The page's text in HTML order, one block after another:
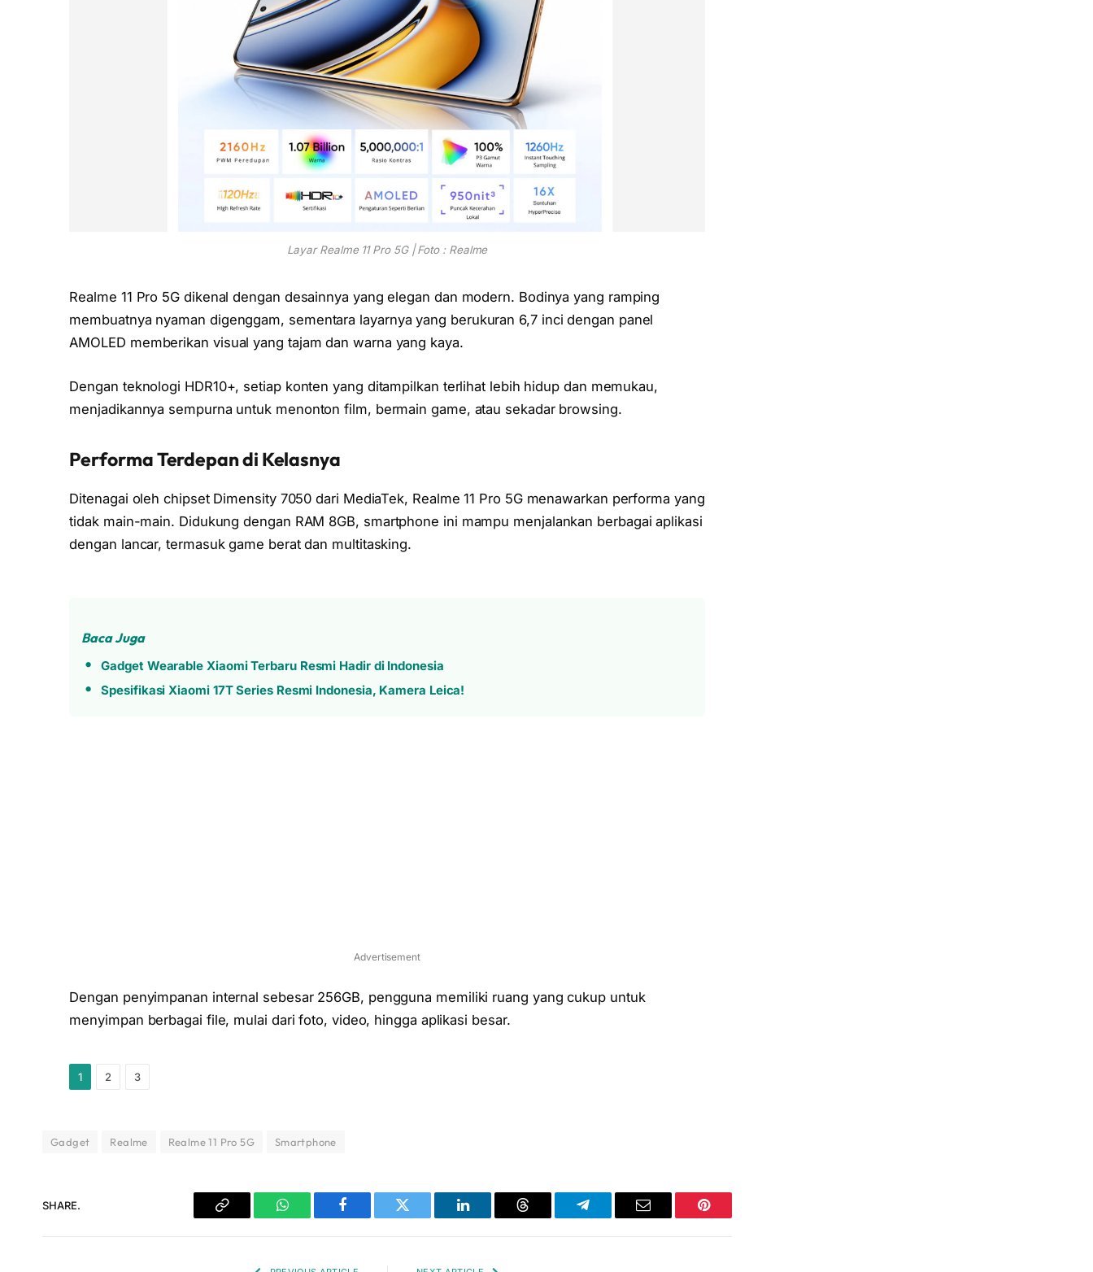
Layar Realme 11 Pro 5G | Foto : Realme
Realme 11 Pro 5G dikenal dengan desainnya yang elegan dan modern. Bodinya yang ramping
membuatnya nyaman digenggam, sementara layarnya yang berukuran 6,7 inci dengan panel
AMOLED memberikan visual yang tajam dan warna yang kaya.
Dengan teknologi HDR10+, setiap konten yang ditampilkan terlihat lebih hidup dan memukau,
menjadikannya sempurna untuk menonton film, bermain game, atau sekadar browsing.
Performa Terdepan di Kelasnya
Ditenagai oleh chipset Dimensity 7050 dari MediaTek, Realme 11 Pro 5G menawarkan performa yang
tidak main-main. Didukung dengan RAM 8GB, smartphone ini mampu menjalankan berbagai aplikasi
dengan lancar, termasuk game berat dan multitasking.
Baca Juga
Gadget Wearable Xiaomi Terbaru Resmi Hadir di Indonesia
Spesifikasi Xiaomi 17T Series Resmi Indonesia, Kamera Leica!
Advertisement
Dengan penyimpanan internal sebesar 256GB, pengguna memiliki ruang yang cukup untuk
menyimpan berbagai file, mulai dari foto, video, hingga aplikasi besar.
1 2 3
Gadget Realme Realme 11 Pro 5G Smartphone
SHARE.
Copy
WhatsAppFacebook Twitter LinkedIn Threads Telegram Email Pinterest